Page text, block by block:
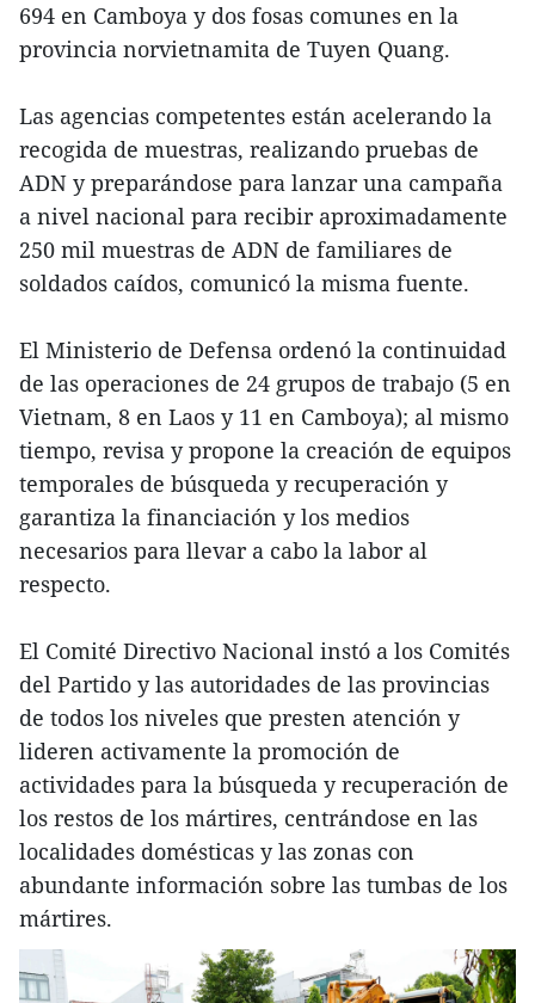
694 en Camboya y dos fosas comunes en la
provincia norvietnamita de Tuyen Quang.
Las agencias competentes están acelerando la
recogida de muestras, realizando pruebas de
ADN y preparándose para lanzar una campaña
a nivel nacional para recibir aproximadamente
250 mil muestras de ADN de familiares de
soldados caídos, comunicó la misma fuente.
El Ministerio de Defensa ordenó la continuidad
de las operaciones de 24 grupos de trabajo (5 en
Vietnam, 8 en Laos y 11 en Camboya); al mismo
tiempo, revisa y propone la creación de equipos
temporales de búsqueda y recuperación y
garantiza la financiación y los medios
necesarios para llevar a cabo la labor al
respecto.
El Comité Directivo Nacional instó a los Comités
del Partido y las autoridades de las provincias
de todos los niveles que presten atención y
lideren activamente la promoción de
actividades para la búsqueda y recuperación de
los restos de los mártires, centrándose en las
localidades domésticas y las zonas con
abundante información sobre las tumbas de los
mártires.